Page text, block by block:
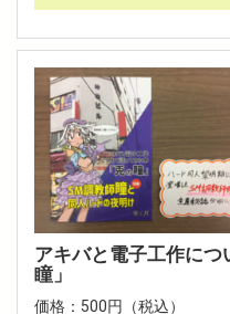
アキバと電子工作に
瞳」
価格：500円（税込）